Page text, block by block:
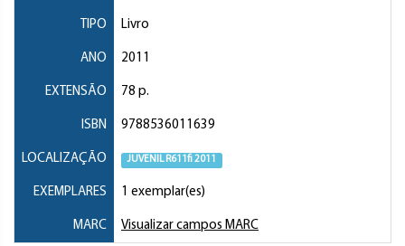
TIPO Livro
ANO 2011
EXTENSÃO 78 p.
ISBN 9788536011639
LOCALIZAÇÃO JUVENIL R611fi 2011
EXEMPLARES 1 exemplar(es)
MARC Visualizar campos MARC